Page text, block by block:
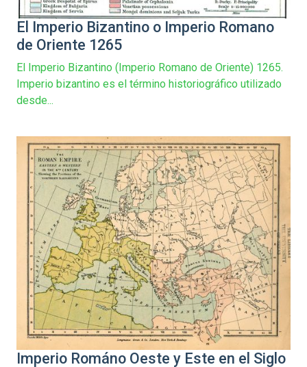
El Imperio Bizantino o Imperio Romano
de Oriente 1265
El Imperio Bizantino (Imperio Romano de Oriente) 1265.
Imperio bizantino es el término historiográfico utilizado
desde...
Imperio Románo Oeste y Este en el Siglo